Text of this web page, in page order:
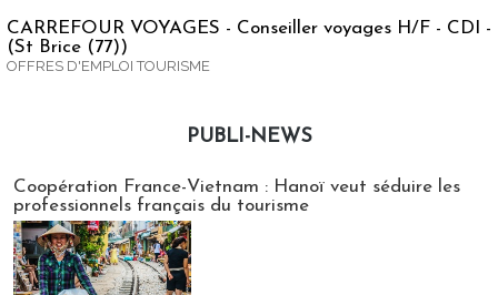
CARREFOUR VOYAGES - Conseiller voyages H/F - CDI -
(St Brice (77))
OFFRES D'EMPLOI TOURISME
PUBLI-NEWS
Coopération France-Vietnam : Hanoï veut séduire les
professionnels français du tourisme